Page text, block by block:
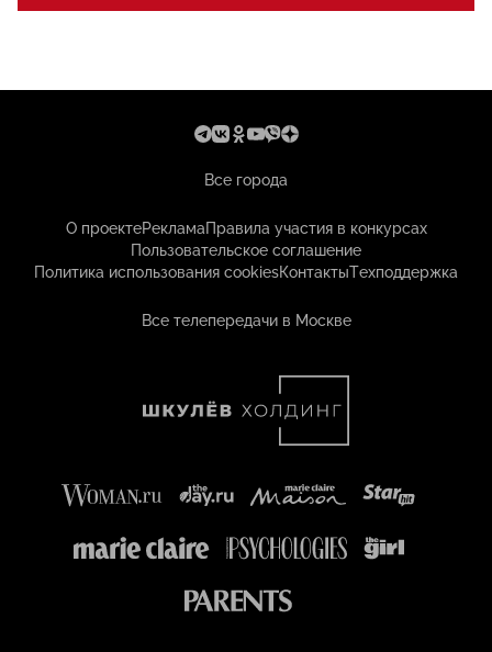
Все города
О проектеРекламаПравила участия в конкурсах
Пользовательское соглашение
Политика использования cookiesКонтактыТехподдержка
Все телепередачи в Москве